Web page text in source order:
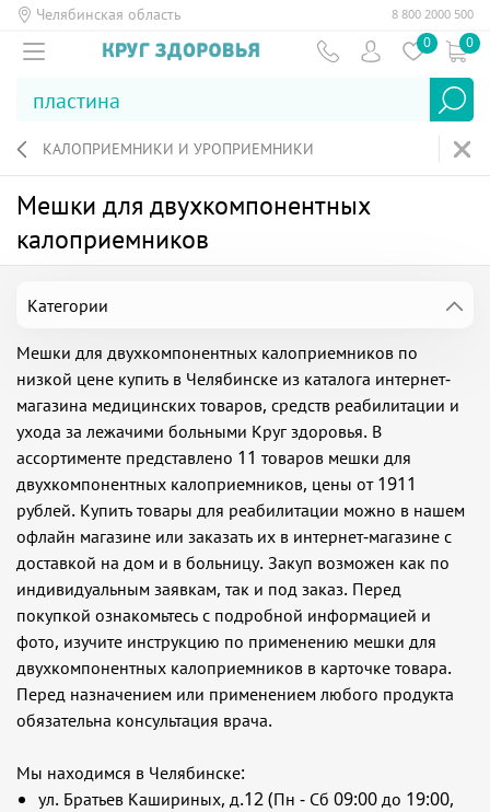
Челябинская область 8 800 2000 500
0 0
КАЛОПРИЕМНИКИ И УРОПРИЕМНИКИ
Мешки для двухкомпонентных
калоприемников
Мешки для двухкомпонентных калоприемников по
низкой цене купить в Челябинске из каталога интернет-
магазина медицинских товаров, средств реабилитации и
ухода за лежачими больными Круг здоровья. В
ассортименте представлено 11 товаров мешки для
двухкомпонентных калоприемников, цены от 1911
рублей. Купить товары для реабилитации можно в нашем
офлайн магазине или заказать их в интернет-магазине с
доставкой на дом и в больницу. Закуп возможен как по
индивидуальным заявкам, так и под заказ. Перед
покупкой ознакомьтесь с подробной информацией и
фото, изучите инструкцию по применению мешки для
двухкомпонентных калоприемников в карточке товара.
Перед назначением или применением любого продукта
обязательна консультация врача.
Мы находимся в Челябинске:
ул. Братьев Кашириных, д.12 (Пн - Сб 09:00 до 19:00,
Категории